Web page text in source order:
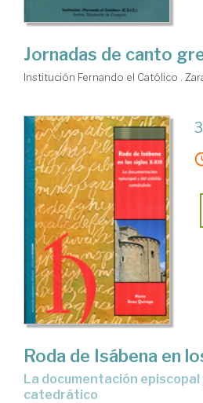
Jornadas de canto
Institución Fernando el Católico .
Roda de Isábena en
la documentación episcopal y del cabildo
catedrático